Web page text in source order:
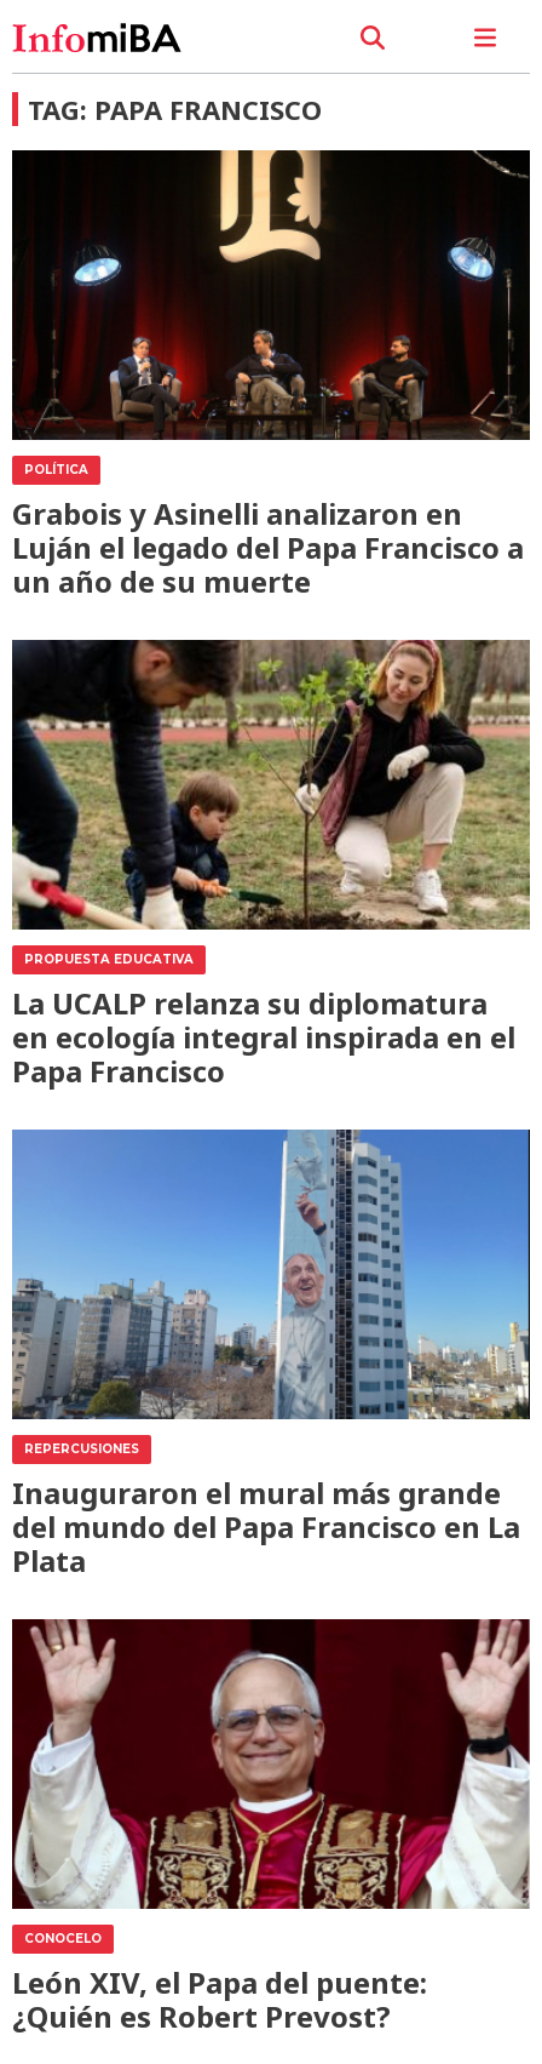
TAG: PAPA FRANCISCO
POLÍTICA
Grabois y Asinelli analizaron en
Luján el legado del Papa Francisco a
un año de su muerte
PROPUESTA EDUCATIVA
La UCALP relanza su diplomatura
en ecología integral inspirada en el
Papa Francisco
REPERCUSIONES
Inauguraron el mural más grande
del mundo del Papa Francisco en La
Plata
CONOCELO
León XIV, el Papa del puente:
¿Quién es Robert Prevost?